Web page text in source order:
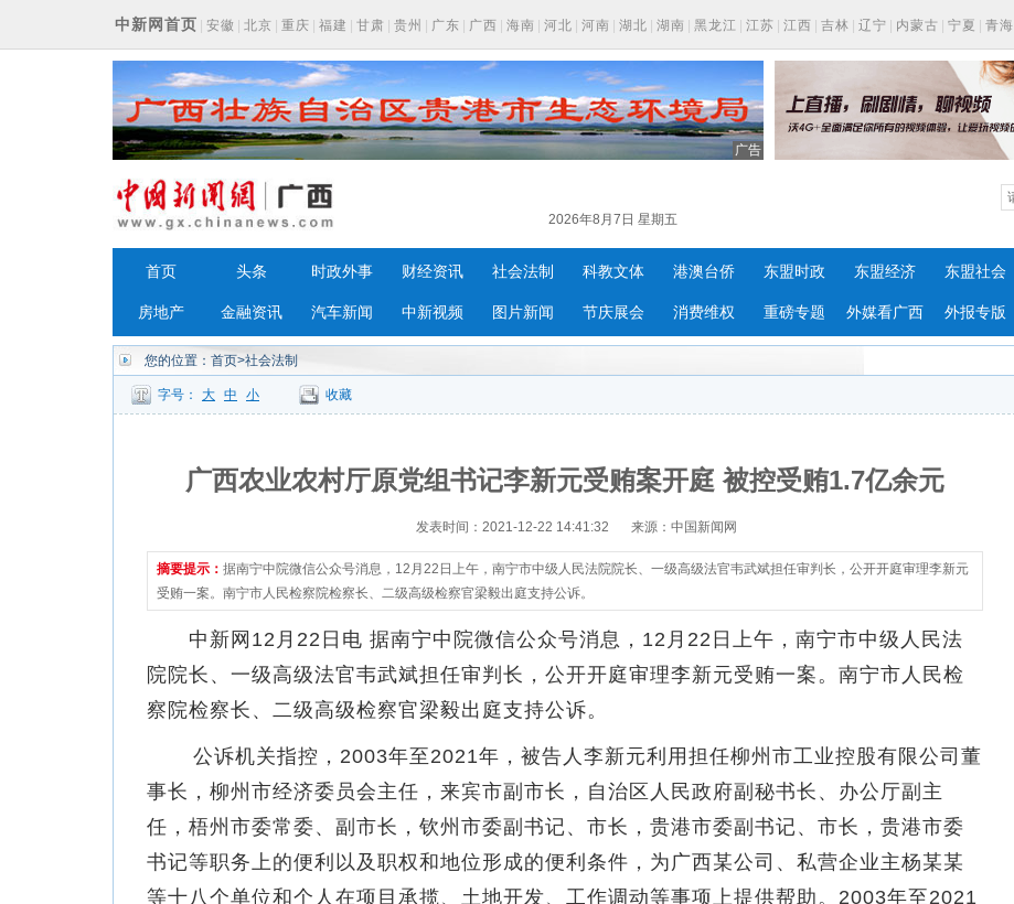
中新网首页 安徽 北京 重庆 福建 甘肃 贵州 广东 广西 海南 河北 河南 湖北 湖南 黑龙江 江苏 江西 吉林 辽宁 内蒙古 宁夏 青海
广告
2026年8月7日 星期五
首页 头条 时政外事 财经资讯 社会法制 科教文体 港澳台侨 东盟时政 东盟经济 东盟社会
房地产 金融资讯 汽车新闻 中新视频 图片新闻 节庆展会 消费维权 重磅专题 外媒看广西 外报专版
您的位置： 首页>社会法制
字号： 大 中 小 收藏
广西农业农村厅原党组书记李新元受贿案开庭 被控受贿1.7亿余元
发表时间：2021-12-22 14:41:32 来源：中国新闻网
摘要提示： 据南宁中院微信公众号消息，12月22日上午，南宁市中级人民法院院长、一级高级法官韦武斌担任审判长，公开开庭审理李新元
受贿一案。南宁市人民检察院检察长、二级高级检察官梁毅出庭支持公诉。
中新网12月22日电 据南宁中院微信公众号消息，12月22日上午，南宁市中级人民法
院院长、一级高级法官韦武斌担任审判长，公开开庭审理李新元受贿一案。南宁市人民检
察院检察长、二级高级检察官梁毅出庭支持公诉。
公诉机关指控，2003年至2021年，被告人李新元利用担任柳州市工业控股有限公司董
事长，柳州市经济委员会主任，来宾市副市长，自治区人民政府副秘书长、办公厅副主
任，梧州市委常委、副市长，钦州市委副书记、市长，贵港市委副书记、市长，贵港市委
书记等职务上的便利以及职权和地位形成的便利条件，为广西某公司、私营企业主杨某某
等十八个单位和个人在项目承揽、土地开发、工作调动等事项上提供帮助。2003年至2021